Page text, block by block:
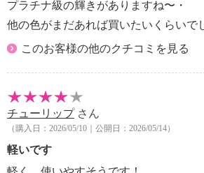
プラチナ級の輝きがありますね〜・
他の色がまだあれば買いたいくらいで
このお客様の他のクチコミを見る
チューリップさん
（購入日：2026/05/10｜公開日：2026/05/14）
軽いです